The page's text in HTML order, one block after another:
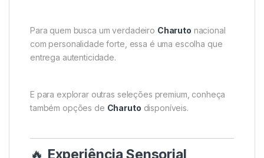
Para quem busca um verdadeiro Charuto nacional
com personalidade forte, essa é uma escolha que
entrega autenticidade.
E para explorar outras seleções premium, conheça
também opções de Charuto disponíveis.
🔥 Experiência Sensorial